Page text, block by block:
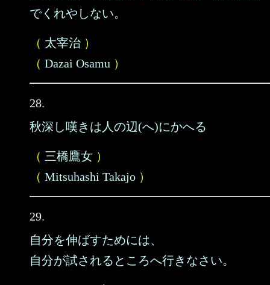
でくれやしない。
（ 太宰治 ）
（ Dazai Osamu ）
28.
秋深し嘆きは人の辺(へ)にかへる
（ 三橋鷹女 ）
（ Mitsuhashi Takajo ）
29.
自分を伸ばすためには、
自分が試されるところへ行きなさい。